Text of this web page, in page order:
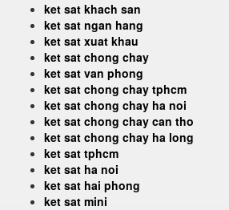
ket sat khach san
ket sat ngan hang
ket sat xuat khau
ket sat chong chay
ket sat van phong
ket sat chong chay tphcm
ket sat chong chay ha noi
ket sat chong chay can tho
ket sat chong chay ha long
ket sat tphcm
ket sat ha noi
ket sat hai phong
ket sat mini